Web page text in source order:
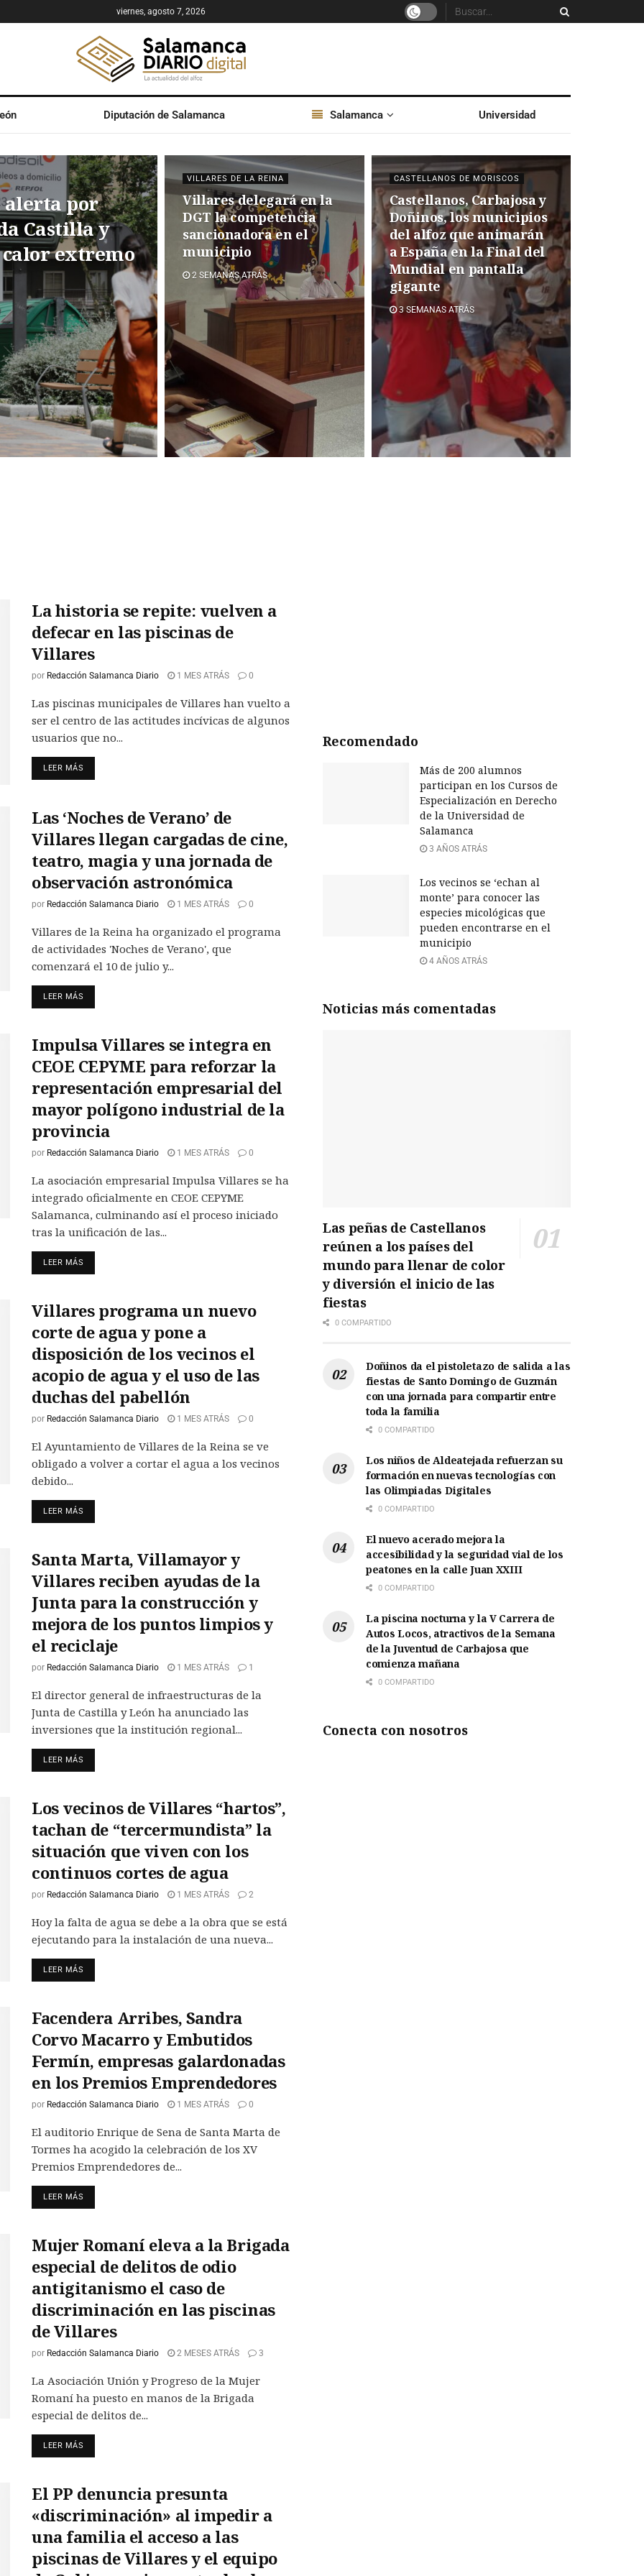
viernes, agosto 7, 2026
Diputación de Salamanca Salamanca Universidad
alerta por
Castilla y
calor extremo
VILLARES DE LA REINA
Villares delegará en la
DGT la competencia
sancionadora en el
municipio
2 SEMANAS ATRÁS
CASTELLANOS DE MORISCOS
Castellanos, Carbajosa y
Doñinos, los municipios
del alfoz que animarán
a España en la Final del
Mundial en pantalla
gigante
3 SEMANAS ATRÁS
La historia se repite: vuelven a
defecar en las piscinas de
Villares
por Redacción Salamanca Diario 1 MES ATRÁS 0
Las piscinas municipales de Villares han vuelto a
ser el centro de las actitudes incívicas de algunos
usuarios que no...
LEER MÁS
Las ‘Noches de Verano’ de
Villares llegan cargadas de cine,
teatro, magia y una jornada de
observación astronómica
por Redacción Salamanca Diario 1 MES ATRÁS 0
Villares de la Reina ha organizado el programa
de actividades 'Noches de Verano', que
comenzará el 10 de julio y...
LEER MÁS
Impulsa Villares se integra en
CEOE CEPYME para reforzar la
representación empresarial del
mayor polígono industrial de la
provincia
por Redacción Salamanca Diario 1 MES ATRÁS 0
La asociación empresarial Impulsa Villares se ha
integrado oficialmente en CEOE CEPYME
Salamanca, culminando así el proceso iniciado
tras la unificación de las...
LEER MÁS
Villares programa un nuevo
corte de agua y pone a
disposición de los vecinos el
acopio de agua y el uso de las
duchas del pabellón
por Redacción Salamanca Diario 1 MES ATRÁS 0
El Ayuntamiento de Villares de la Reina se ve
obligado a volver a cortar el agua a los vecinos
debido...
LEER MÁS
Santa Marta, Villamayor y
Villares reciben ayudas de la
Junta para la construcción y
mejora de los puntos limpios y
el reciclaje
por Redacción Salamanca Diario 1 MES ATRÁS 1
El director general de infraestructuras de la
Junta de Castilla y León ha anunciado las
inversiones que la institución regional...
LEER MÁS
Los vecinos de Villares “hartos”,
tachan de “tercermundista” la
situación que viven con los
continuos cortes de agua
por Redacción Salamanca Diario 1 MES ATRÁS 2
Hoy la falta de agua se debe a la obra que se está
ejecutando para la instalación de una nueva...
LEER MÁS
Facendera Arribes, Sandra
Corvo Macarro y Embutidos
Fermín, empresas galardonadas
en los Premios Emprendedores
por Redacción Salamanca Diario 1 MES ATRÁS 0
El auditorio Enrique de Sena de Santa Marta de
Tormes ha acogido la celebración de los XV
Premios Emprendedores de...
LEER MÁS
Mujer Romaní eleva a la Brigada
especial de delitos de odio
antigitanismo el caso de
discriminación en las piscinas
de Villares
por Redacción Salamanca Diario 2 MESES ATRÁS 3
La Asociación Unión y Progreso de la Mujer
Romaní ha puesto en manos de la Brigada
especial de delitos de...
LEER MÁS
El PP denuncia presunta
«discriminación» al impedir a
una familia el acceso a las
piscinas de Villares y el equipo
Recomendado
Más de 200 alumnos
participan en los Cursos de
Especialización en Derecho
de la Universidad de
Salamanca
3 AÑOS ATRÁS
Los vecinos se ‘echan al
monte’ para conocer las
especies micológicas que
pueden encontrarse en el
municipio
4 AÑOS ATRÁS
Noticias más comentadas
Las peñas de Castellanos
reúnen a los países del
mundo para llenar de color
y diversión el inicio de las
fiestas
0 COMPARTIDO
Doñinos da el pistoletazo de salida a las
fiestas de Santo Domingo de Guzmán
con una jornada para compartir entre
toda la familia
0 COMPARTIDO
Los niños de Aldeatejada refuerzan su
formación en nuevas tecnologías con
las Olimpiadas Digitales
0 COMPARTIDO
El nuevo acerado mejora la
accesibilidad y la seguridad vial de los
peatones en la calle Juan XXIII
0 COMPARTIDO
La piscina nocturna y la V Carrera de
Autos Locos, atractivos de la Semana
de la Juventud de Carbajosa que
comienza mañana
0 COMPARTIDO
Conecta con nosotros